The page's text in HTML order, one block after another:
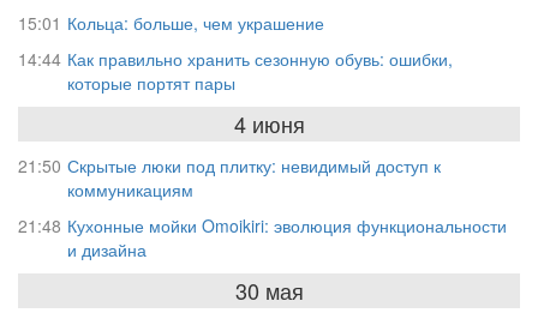
15:01 Кольца: больше, чем украшение
14:44 Как правильно хранить сезонную обувь: ошибки,
которые портят пары
4 июня
21:50 Скрытые люки под плитку: невидимый доступ к
коммуникациям
21:48 Кухонные мойки Omoikiri: эволюция функциональности
и дизайна
30 мая